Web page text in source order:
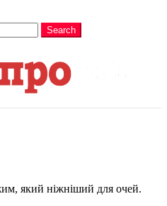
Search
який ніжніший для очей.